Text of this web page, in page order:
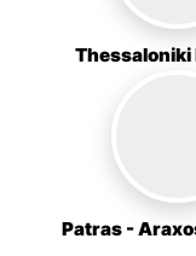
Patras -